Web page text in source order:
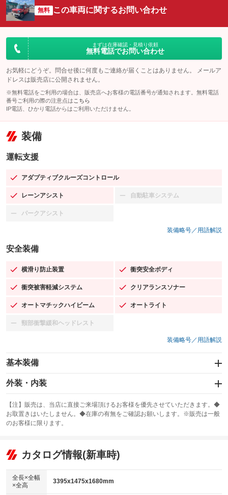
無料 この車両に関するお問い合わせ
まずは在庫確認・見積り依頼
無料電話でお問い合わせ
お気軽にどうぞ。問合せ後に何度もご連絡が届くことはありません。 メールア
ドレスは販売店に公開されません。
※無料電話をご利用の場合は、販売店へお客様の電話番号が通知されます。無料電話
番号ご利用の際の注意点は こちら
IP電話、ひかり電話からはご利用いただけません。
装備
運転支援
アダプティブクルーズコントロール
：装備あり
レーンアシスト
：装備あり 自動駐車システム
：装備なし
パークアシスト
：装備なし
装備略号／用語解説
安全装備
横滑り防止装置
：装備あり 衝突安全ボディ
：装備あり
衝突被害軽減システム
：装備あり クリアランスソナー
：装備あり
オートマチックハイビーム
：装備あり オートライト
：装備あり
頸部衝撃緩和ヘッドレスト
：装備なし
装備略号／用語解説
基本装備
エアバッグ：運転席/助手席
：装備あり
：装備なし
サンルーフ
：装備なし ABS
リフトアップ
：装備なし
：装備あり
パワーウィンドウ
外装・内装
カーナビ
：装備なし
TV
：装備なし
ビジュアル
：装備なし
：装備あり
革シート
【注】販売は、当店に直接ご来場頂けるお客様を優先させていただきます。◆
お取置きはいたしません。◆在庫の有無をご確認お願いします。※販売は一般
のお客様に限ります。
カタログ情報(新車時)
全長×全幅
×全高
3395x1475x1680mm